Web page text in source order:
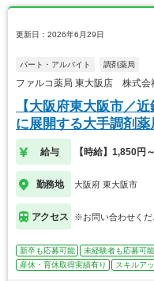
更新日：2026年6月29日
パート・アルバイト 調剤薬局
ファルコ薬局 東大阪店 株式会
【大阪府東大阪市／
に展開する大手調剤
給与 【時給】1,850円
勤務地 大阪府 東大阪市
アクセス ※お問い合わせくだ
新卒も応募可能 未経験者も応募可能
産休・育休取得実績有り
スキルア